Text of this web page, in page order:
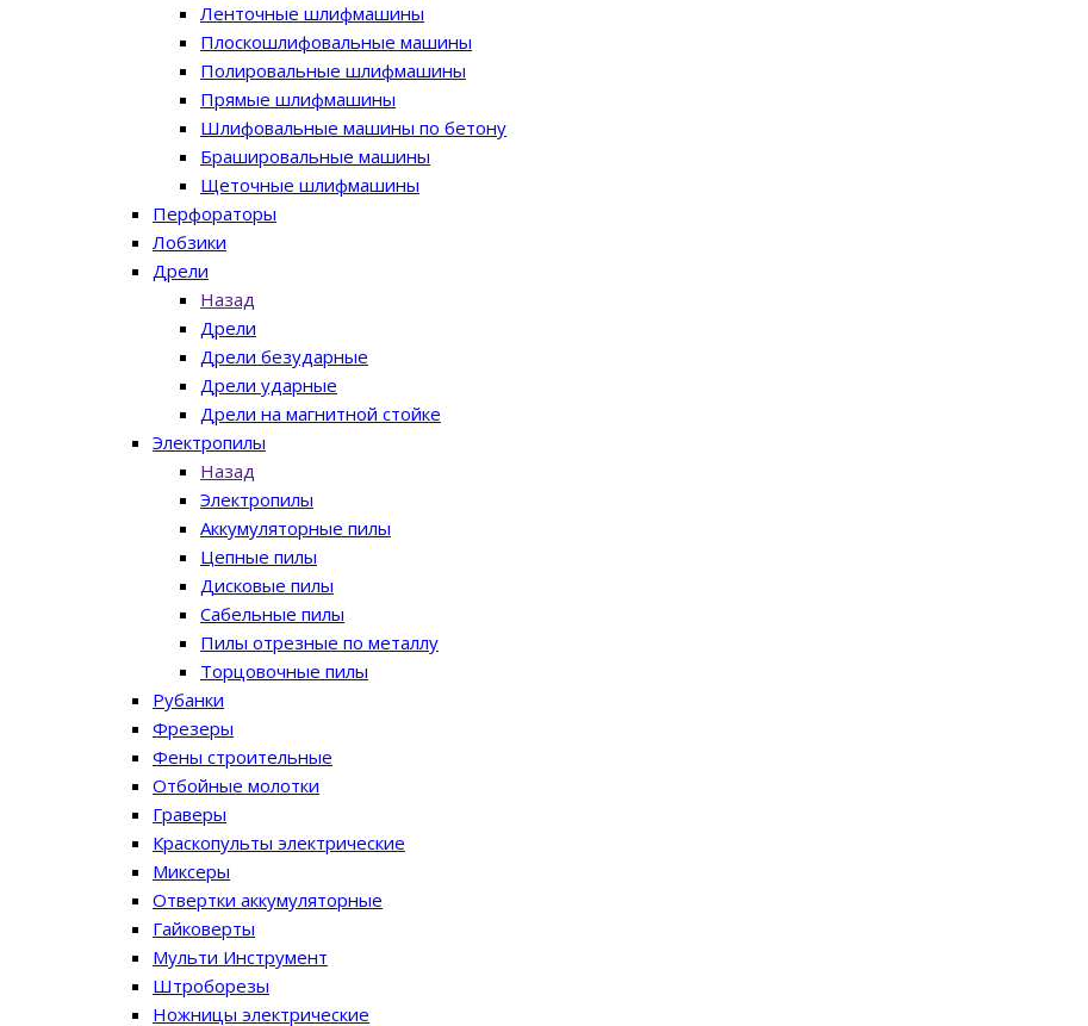
Ленточные шлифмашины
Плоскошлифовальные машины
Полировальные шлифмашины
Прямые шлифмашины
Шлифовальные машины по бетону
Брашировальные машины
Щеточные шлифмашины
Перфораторы
Лобзики
Дрели
Назад
Дрели
Дрели безударные
Дрели ударные
Дрели на магнитной стойке
Электропилы
Назад
Электропилы
Аккумуляторные пилы
Цепные пилы
Дисковые пилы
Сабельные пилы
Пилы отрезные по металлу
Торцовочные пилы
Рубанки
Фрезеры
Фены строительные
Отбойные молотки
Граверы
Краскопульты электрические
Миксеры
Отвертки аккумуляторные
Гайковерты
Мульти Инструмент
Штроборезы
Ножницы электрические